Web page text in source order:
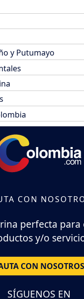
y Putumayo
CON
perfecta
y/o
CON NOSOTROS
SÍGUENOS EN